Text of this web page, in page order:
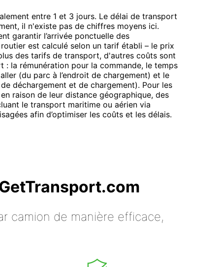
entre 1 et 3 jours. Le délai de transport
il n'existe pas de chiffres moyens ici.
garantir l’arrivée ponctuelle des
est calculé selon un tarif établi – le prix
des tarifs de transport, d'autres coûts sont
la rémunération pour la commande, le temps
(du parc à l’endroit de chargement) et le
déchargement et de chargement). Pour les
raison de leur distance géographique, des
le transport maritime ou aérien via
afin d’optimiser les coûts et les délais.
camion de manière efficace,